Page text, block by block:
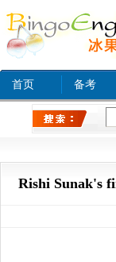
首页 备考
Rishi Sunak's